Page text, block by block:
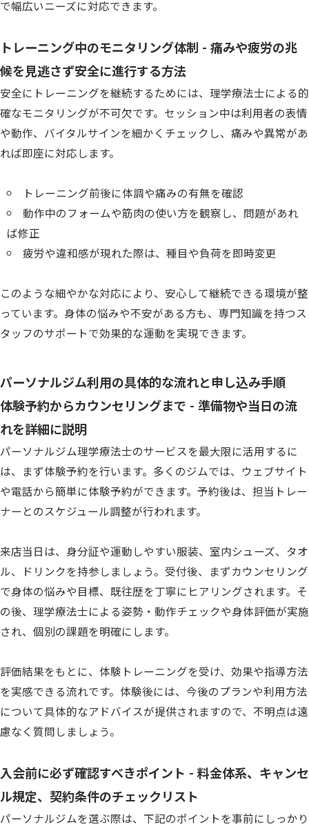
で幅広いニーズに対応できます。
トレーニング中のモニタリング体制 - 痛みや疲労の兆
候を見逃さず安全に進行する方法
安全にトレーニングを継続するためには、理学療法士による的
確なモニタリングが不可欠です。セッション中は利用者の表情
や動作、バイタルサインを細かくチェックし、痛みや異常があ
れば即座に対応します。
トレーニング前後に体調や痛みの有無を確認
動作中のフォームや筋肉の使い方を観察し、問題があれ
ば修正
疲労や違和感が現れた際は、種目や負荷を即時変更
このような細やかな対応により、安心して継続できる環境が整
っています。身体の悩みや不安がある方も、専門知識を持つス
タッフのサポートで効果的な運動を実現できます。
パーソナルジム利用の具体的な流れと申し込み手順
体験予約からカウンセリングまで - 準備物や当日の流
れを詳細に説明
パーソナルジム理学療法士のサービスを最大限に活用するに
は、まず体験予約を行います。多くのジムでは、ウェブサイト
や電話から簡単に体験予約ができます。予約後は、担当トレー
ナーとのスケジュール調整が行われます。
来店当日は、身分証や運動しやすい服装、室内シューズ、タオ
ル、ドリンクを持参しましょう。受付後、まずカウンセリング
で身体の悩みや目標、既往歴を丁寧にヒアリングされます。そ
の後、理学療法士による姿勢・動作チェックや身体評価が実施
され、個別の課題を明確にします。
評価結果をもとに、体験トレーニングを受け、効果や指導方法
を実感できる流れです。体験後には、今後のプランや利用方法
について具体的なアドバイスが提供されますので、不明点は遠
慮なく質問しましょう。
入会前に必ず確認すべきポイント - 料金体系、キャンセ
ル規定、契約条件のチェックリスト
パーソナルジムを選ぶ際は、下記のポイントを事前にしっかり
お問い合わせはこちら